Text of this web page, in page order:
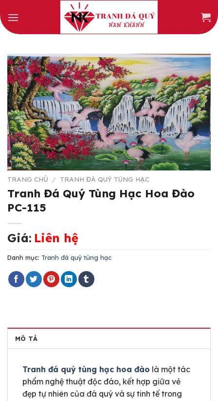
to
content
TRANG CHỦ / TRANH ĐÁ QUÝ TÙNG HẠC
Tranh Đá Quý Tùng Hạc Hoa Đào
PC-115
Giá: Liên hệ
Danh mục: Tranh đá quý tùng hạc
MÔ TẢ
Tranh đá quý tùng hạc hoa đào là một tác
phẩm nghệ thuật độc đáo, kết hợp giữa vẻ
đẹp tự nhiên của đá quý và sự tinh tế trong